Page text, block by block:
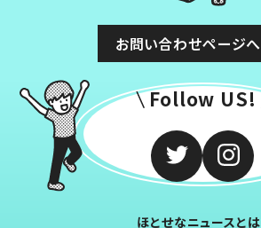
お問い合わせページへ
Follow US!
ほとせなニュースとは